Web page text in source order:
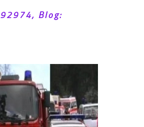
Blog: